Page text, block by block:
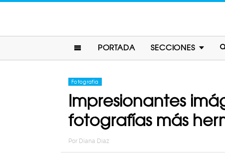
PORTADA SECCIONES
Fotografia
Impresionantes
fotografías más
Por Diana Diaz